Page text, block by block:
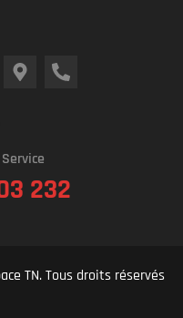
232
TN. Tous droits réservés